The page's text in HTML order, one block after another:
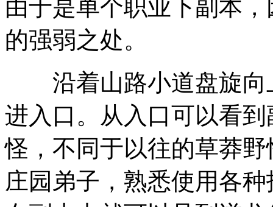
由于是单个职业下副本
的强弱之处。
沿着山路小道盘旋向
进入口。从入口可以看
怪，不同于以往的草莽
庄园弟子，熟悉使用各